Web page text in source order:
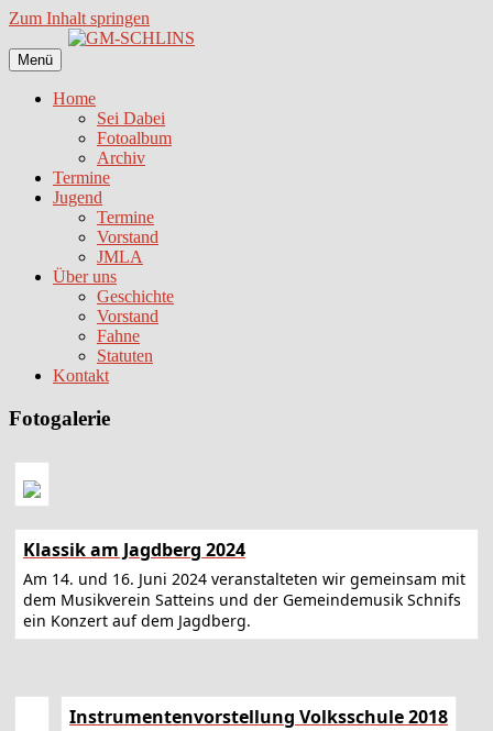
Zum Inhalt springen
Menü
Home
Sei Dabei
Fotoalbum
Archiv
Termine
Jugend
Termine
Vorstand
JMLA
Über uns
Geschichte
Vorstand
Fahne
Statuten
Kontakt
Fotogalerie
Klassik am Jagdberg 2024
Am 14. und 16. Juni 2024 veranstalteten wir gemeinsam mit
dem Musikverein Satteins und der Gemeindemusik Schnifs
ein Konzert auf dem Jagdberg.
Instrumentenvorstellung Volksschule 2018